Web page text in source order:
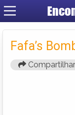
Fafa’s
Compartilhar